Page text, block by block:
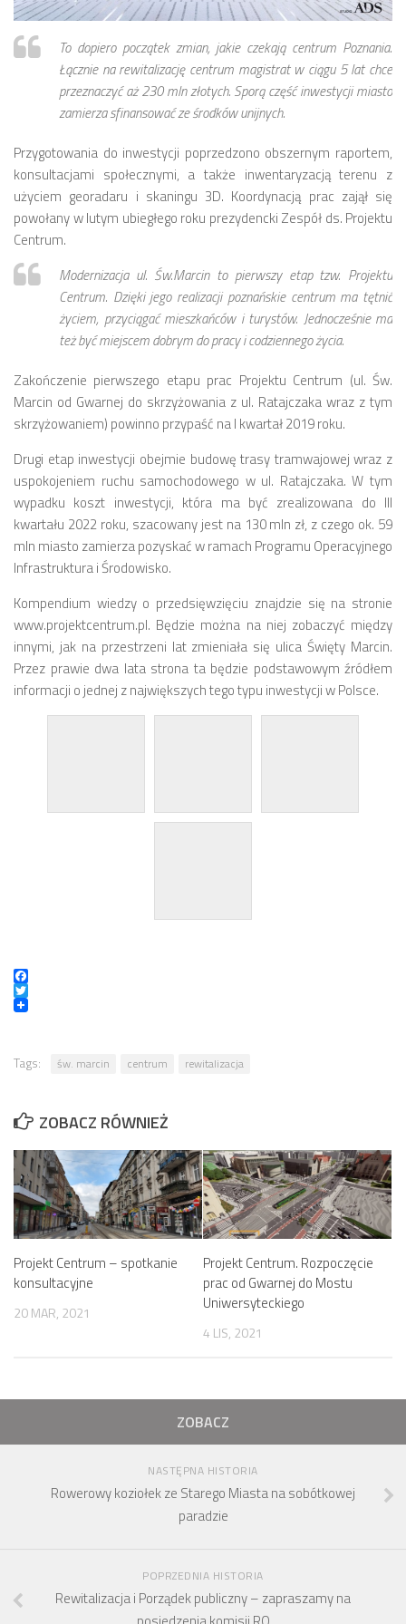
Budżet 2015
Budżet 2016
Projekty
Inicjatywy osiedlowe
Kodeks Dobrych Praktyk
Miejsca parkingowe
Patrol Rowerowy 2015
Plany zagospodarowania
Problemy Szyperska – Piaskowa – Garbary
Nowy projekt organizacji ruchu – Szyperska – Piaskowa
Strefa Tempo 30 – Opinia Rady Osiedla
Strefa Tempo 30 – etap II i III
Strefa Tempo 30 – etap IV
Nowa organizacja ruchu – ul. Św. Marcin, Ratajczaka, Al.
Marcinkowskiego (Tempo 30)
Archiwum konsultacji
Galeria
Kontakt
Dla mediów
To dopiero początek zmian, jakie czekają centrum Poznania.
Łącznie na rewitalizację centrum magistrat w ciągu 5 lat chce
przeznaczyć aż 230 mln złotych. Sporą część inwestycji miasto
zamierza sfinansować ze środków unijnych.
Przygotowania do inwestycji poprzedzono obszernym raportem,
konsultacjami społecznymi, a także inwentaryzacją terenu z
użyciem georadaru i skaningu 3D. Koordynacją prac zajął się
powołany w lutym ubiegłego roku prezydencki Zespół ds. Projektu
Centrum.
Modernizacja ul. Św.Marcin to pierwszy etap tzw. Projektu
Centrum. Dzięki jego realizacji poznańskie centrum ma tętnić
życiem, przyciągać mieszkańców i turystów. Jednocześnie ma
też być miejscem dobrym do pracy i codziennego życia.
Zakończenie pierwszego etapu prac Projektu Centrum (ul. Św.
Marcin od Gwarnej do skrzyżowania z ul. Ratajczaka wraz z tym
skrzyżowaniem) powinno przypaść na I kwartał 2019 roku.
Drugi etap inwestycji obejmie budowę trasy tramwajowej wraz z
uspokojeniem ruchu samochodowego w ul. Ratajczaka. W tym
wypadku koszt inwestycji, która ma być zrealizowana do III
kwartału 2022 roku, szacowany jest na 130 mln zł, z czego ok. 59
mln miasto zamierza pozyskać w ramach Programu Operacyjnego
Infrastruktura i Środowisko.
Kompendium wiedzy o przedsięwzięciu znajdzie się na stronie
www.projektcentrum.pl. Będzie można na niej zobaczyć między
innymi, jak na przestrzeni lat zmieniała się ulica Święty Marcin.
Przez prawie dwa lata strona ta będzie podstawowym źródłem
informacji o jednej z największych tego typu inwestycji w Polsce.
Facebook
Twitter
Tags: św. marcin centrum rewitalizacja
ZOBACZ RÓWNIEŻ
Projekt Centrum – spotkanie
konsultacyjne
20 MAR, 2021
Projekt Centrum. Rozpoczęcie
prac od Gwarnej do Mostu
Uniwersyteckiego
4 LIS, 2021
ZOBACZ
NASTĘPNA HISTORIA
Rowerowy koziołek ze Starego Miasta na sobótkowej
paradzie
POPRZEDNIA HISTORIA
Rewitalizacja i Porządek publiczny – zapraszamy na